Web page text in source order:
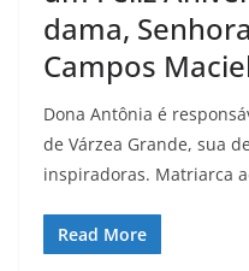
dama,
Campos
Dona Antônia é
de Várzea Grande, sua
inspiradoras. Matriarca
Read More